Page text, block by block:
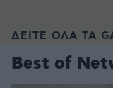
ΔΕΙΤΕ ΟΛΑ ΤΑ
Best of